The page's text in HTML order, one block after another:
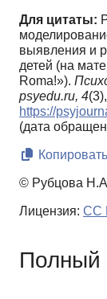
Для цитаты:
выявления и
детей (на
Roma!»).
psyedu.ru, 4
https://
(дата
© Рубцова
Лицензия: CC
Полный